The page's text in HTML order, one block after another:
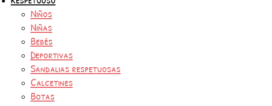
Niños
Niñas
Bebés
Deportivas
Sandalias respetuosas
Calcetines
Botas